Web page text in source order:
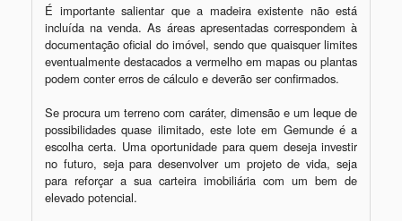
É importante salientar que a madeira existente não está
incluída na venda. As áreas apresentadas correspondem à
documentação oficial do imóvel, sendo que quaisquer limites
eventualmente destacados a vermelho em mapas ou plantas
podem conter erros de cálculo e deverão ser confirmados.
Se procura um terreno com caráter, dimensão e um leque de
possibilidades quase ilimitado, este lote em Gemunde é a
escolha certa. Uma oportunidade para quem deseja investir
no futuro, seja para desenvolver um projeto de vida, seja
para reforçar a sua carteira imobiliária com um bem de
elevado potencial.